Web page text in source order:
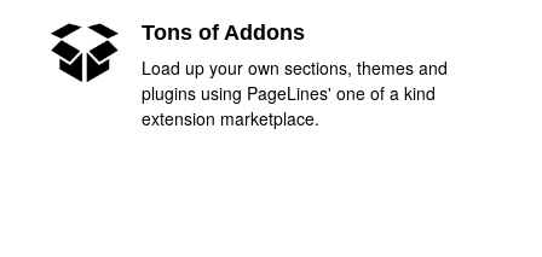
Entomofaune de la Réunion
Macros de France
Voyages et Reportages
Tons of Addons
Load up your own sections, themes and
plugins using PageLines' one of a kind
extension marketplace.